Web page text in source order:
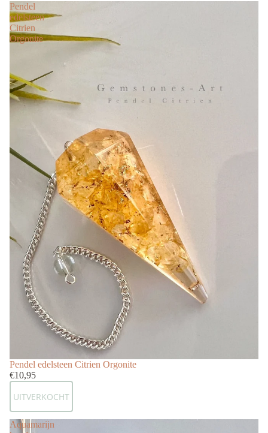
Pendel
edelsteen
Citrien
Orgonite
Uitverkocht
Pendel edelsteen Citrien Orgonite
€10,95
UITVERKOCHT
Aquamarijn